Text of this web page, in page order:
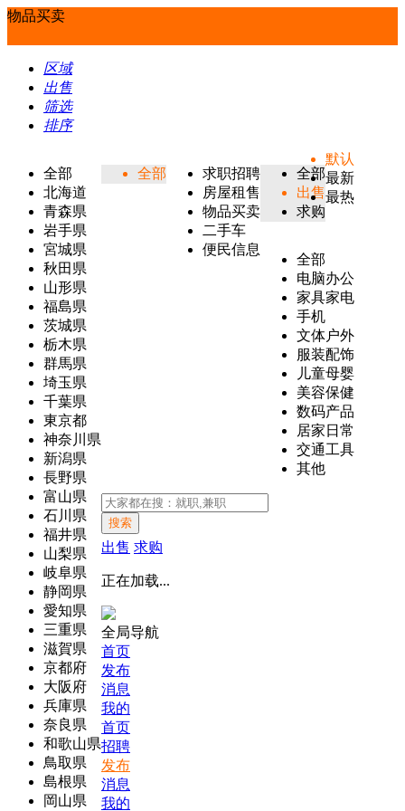
物品买卖
区域
出售
筛选
排序
全部
北海道
青森県
岩手県
宮城県
秋田県
山形県
福島県
茨城県
栃木県
群馬県
埼玉県
千葉県
東京都
神奈川県
新潟県
長野県
富山県
石川県
福井県
山梨県
岐阜県
静岡県
愛知県
三重県
滋賀県
京都府
大阪府
兵庫県
奈良県
和歌山県
鳥取県
島根県
岡山県
全部
求职招聘
房屋租售
物品买卖
二手车
便民信息
全部
出售
求购
全部
电脑办公
家具家电
手机
文体户外
服装配饰
儿童母婴
美容保健
数码产品
居家日常
交通工具
其他
默认
最新
最热
搜索
出售 求购
正在加载...
全局导航
首页
发布
消息
我的
首页
招聘
发布
消息
我的